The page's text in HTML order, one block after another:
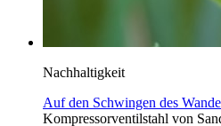
Nachhaltigkeit
Auf den Schwingen des
Kompressorventilstahl von